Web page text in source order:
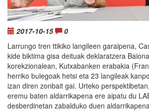
2017-10-15
0
Larrungo tren ttikiko langileen garaipena,
kide biktima gisa deituak deklaratzera
korekzionalean, Kutxabanken erabakia
herriko bulegoak hetsi eta 23 langileak
izan diren zonbait gai. Urteko
eremu baten aldarrikapena ere aipatu du
desberdinetan zabalduko duen